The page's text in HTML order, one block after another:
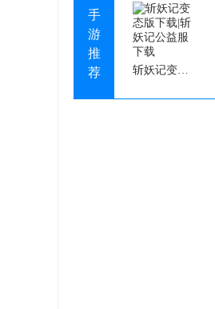
手
游
推
荐
斩妖记变态版下载|斩妖记公益服下载